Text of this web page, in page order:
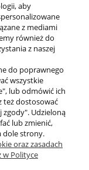
aby
z mediami
również do
z naszej
do poprawnego
wszystkie
lub odmówić ich
też dostosować
Udzieloną
lub zmienić,
dole strony.
oraz zasadach
w Polityce